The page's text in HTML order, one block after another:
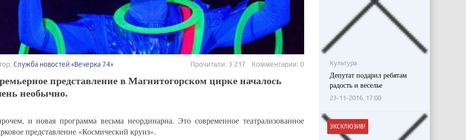
Служба новостей «Вечерка 74» Прочитали: 3 217 Комментарии: 0
представление в Магнитогорском цирке началось
необычно.
и новая программа весьма неординарна. Это современное театрализованное
представление «Космический круиз».
Культура
Депутат подарил ребятам
радость и веселье
23-11-2016, 17:00
ЭКСКЛЮЗИВ!